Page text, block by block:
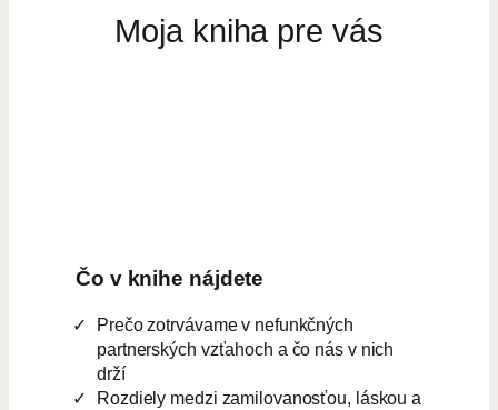
Moja kniha pre vás
Čo v knihe nájdete
Prečo zotrvávame v nefunkčných
partnerských vzťahoch a čo nás v nich
drží
Rozdiely medzi zamilovanosťou, láskou a